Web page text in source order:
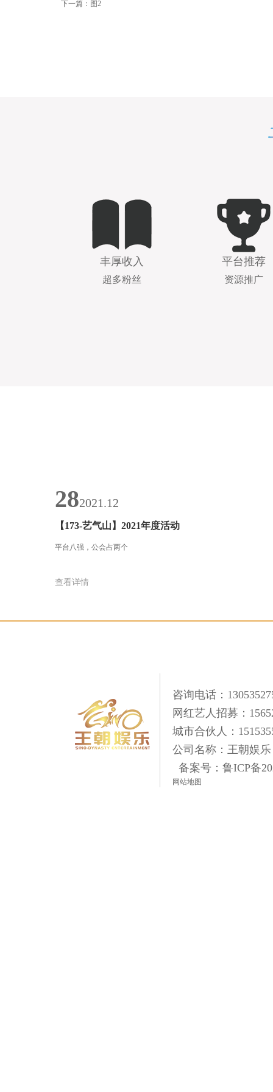
下一篇： 图2
丰厚收入
超多粉丝
平台推荐
资源推广
282021.12
【173-艺气山】2021年度活动
平台八强，公会占两个
查看详情
咨询电话：
网红艺人招募：
城市合伙人：
公司名称：王朝娱乐
备案号： 鲁ICP备
网站地图